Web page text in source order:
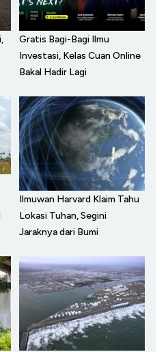
Gratis Bagi-Bagi Ilmu
Investasi, Kelas Cuan Online
Bakal Hadir Lagi
Ilmuwan Harvard Klaim Tahu
Lokasi Tuhan, Segini
Jaraknya dari Bumi